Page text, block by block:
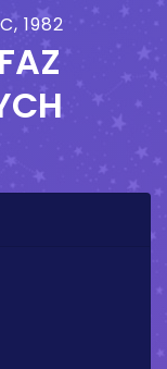
1982